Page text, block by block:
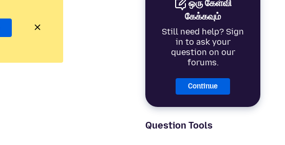
ஒரு கேள்வி
கேக்கவும்
Still need help? Sign
in to ask your
question on our
forums.
Continue
Question Tools